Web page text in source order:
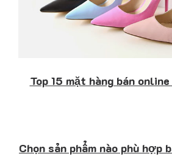
Top 15 mặt hàng bán
Chọn sản phẩm nào phù hợp